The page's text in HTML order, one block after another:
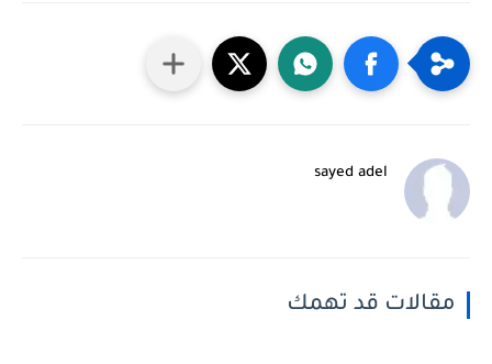
sayed adel
مقالات قد تهمك